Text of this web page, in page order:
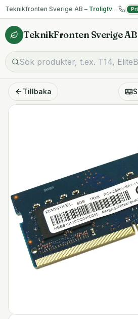
Teknikfronten Sverige AB – Troligtvis billigast på begagnad IT!
TeknikFronten Sverige AB
Tillbaka